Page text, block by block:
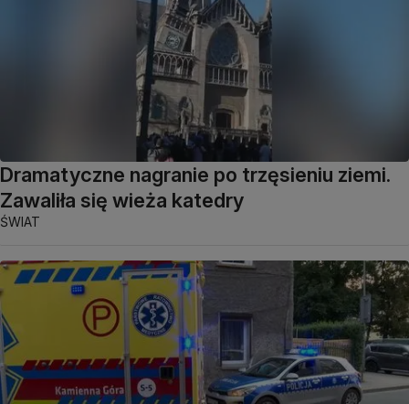
Dramatyczne nagranie po trzęsieniu ziemi.
Zawaliła się wieża katedry
ŚWIAT